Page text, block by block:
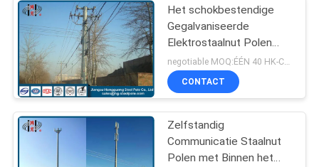
Staalnut Polen
Het schokbestendige
Gegalvaniseerde
Elektrostaalnut Polen
ISO9001 keurt goed
negotiable MOQ:ÉÉN 40 HK-CONTAINER
CONTACT
Zelfstandig
Communicatie Staalnut
Polen met Binnen het